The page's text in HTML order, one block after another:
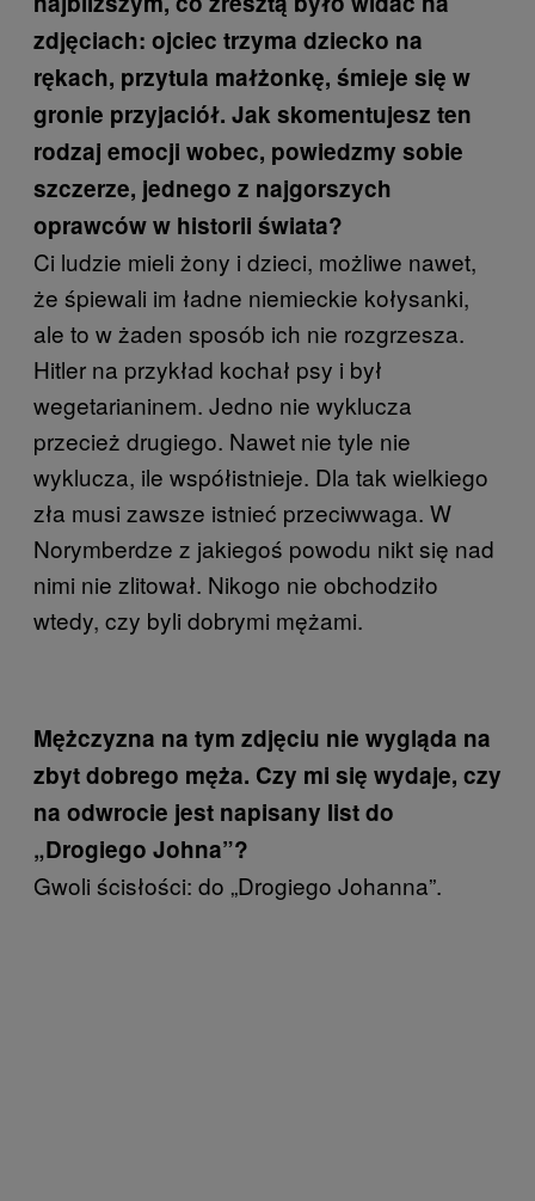
zdjęciach: ojciec trzyma dziecko na
rękach, przytula małżonkę, śmieje się w
gronie przyjaciół. Jak skomentujesz ten
rodzaj emocji wobec, powiedzmy sobie
szczerze, jednego z najgorszych
oprawców w historii świata?
Ci ludzie mieli żony i dzieci, możliwe nawet,
że śpiewali im ładne niemieckie kołysanki,
ale to w żaden sposób ich nie rozgrzesza.
Hitler na przykład kochał psy i był
wegetarianinem. Jedno nie wyklucza
przecież drugiego. Nawet nie tyle nie
wyklucza, ile współistnieje. Dla tak wielkiego
zła musi zawsze istnieć przeciwwaga. W
Norymberdze z jakiegoś powodu nikt się nad
nimi nie zlitował. Nikogo nie obchodziło
wtedy, czy byli dobrymi mężami.
Mężczyzna na tym zdjęciu nie wygląda na
zbyt dobrego męża. Czy mi się wydaje, czy
na odwrocie jest napisany list do
„Drogiego Johna”?
Gwoli ścisłości: do „Drogiego Johanna”.